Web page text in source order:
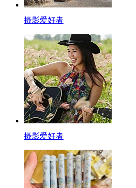
摄影爱好者
摄影爱好者